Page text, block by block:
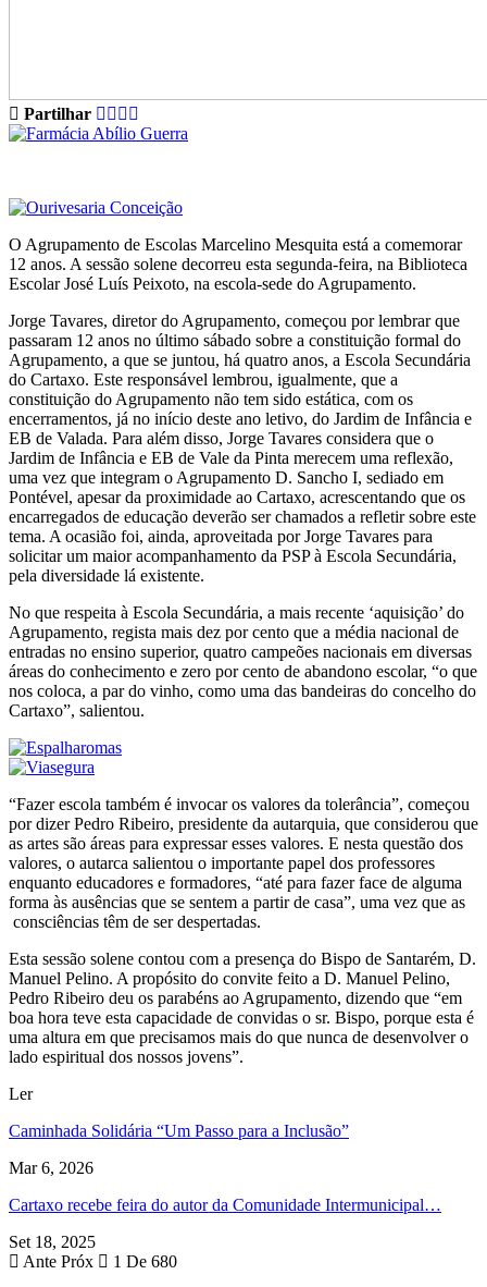
Partilhar
O Agrupamento de Escolas Marcelino Mesquita está a comemorar
12 anos. A sessão solene decorreu esta segunda-feira, na Biblioteca
Escolar José Luís Peixoto, na escola-sede do Agrupamento.
Jorge Tavares, diretor do Agrupamento, começou por lembrar que
passaram 12 anos no último sábado sobre a constituição formal do
Agrupamento, a que se juntou, há quatro anos, a Escola Secundária
do Cartaxo. Este responsável lembrou, igualmente, que a
constituição do Agrupamento não tem sido estática, com os
encerramentos, já no início deste ano letivo, do Jardim de Infância e
EB de Valada. Para além disso, Jorge Tavares considera que o
Jardim de Infância e EB de Vale da Pinta merecem uma reflexão,
uma vez que integram o Agrupamento D. Sancho I, sediado em
Pontével, apesar da proximidade ao Cartaxo, acrescentando que os
encarregados de educação deverão ser chamados a refletir sobre este
tema. A ocasião foi, ainda, aproveitada por Jorge Tavares para
solicitar um maior acompanhamento da PSP à Escola Secundária,
pela diversidade lá existente.
No que respeita à Escola Secundária, a mais recente ‘aquisição’ do
Agrupamento, regista mais dez por cento que a média nacional de
entradas no ensino superior, quatro campeões nacionais em diversas
áreas do conhecimento e zero por cento de abandono escolar, “o que
nos coloca, a par do vinho, como uma das bandeiras do concelho do
Cartaxo”, salientou.
“Fazer escola também é invocar os valores da tolerância”, começou
por dizer Pedro Ribeiro, presidente da autarquia, que considerou que
as artes são áreas para expressar esses valores. E nesta questão dos
valores, o autarca salientou o importante papel dos professores
enquanto educadores e formadores, “até para fazer face de alguma
forma às ausências que se sentem a partir de casa”, uma vez que as
consciências têm de ser despertadas.
Esta sessão solene contou com a presença do Bispo de Santarém, D.
Manuel Pelino. A propósito do convite feito a D. Manuel Pelino,
Pedro Ribeiro deu os parabéns ao Agrupamento, dizendo que “em
boa hora teve esta capacidade de convidas o sr. Bispo, porque esta é
uma altura em que precisamos mais do que nunca de desenvolver o
lado espiritual dos nossos jovens”.
Ler
Caminhada Solidária “Um Passo para a Inclusão”
Mar 6, 2026
Cartaxo recebe feira do autor da Comunidade Intermunicipal…
Set 18, 2025
Ante Próx
1 De 680